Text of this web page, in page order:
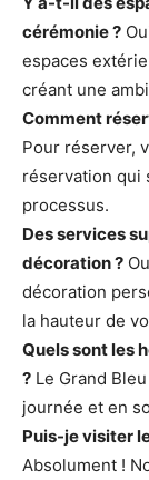
cérémonie ?
espaces
créant une
Comment
Pour réserver,
réservation qui
processus.
Des services
décoration ?
décoration
la hauteur de
Quels sont les
? Le Grand
journée et en
Puis-je visiter
Absolument !